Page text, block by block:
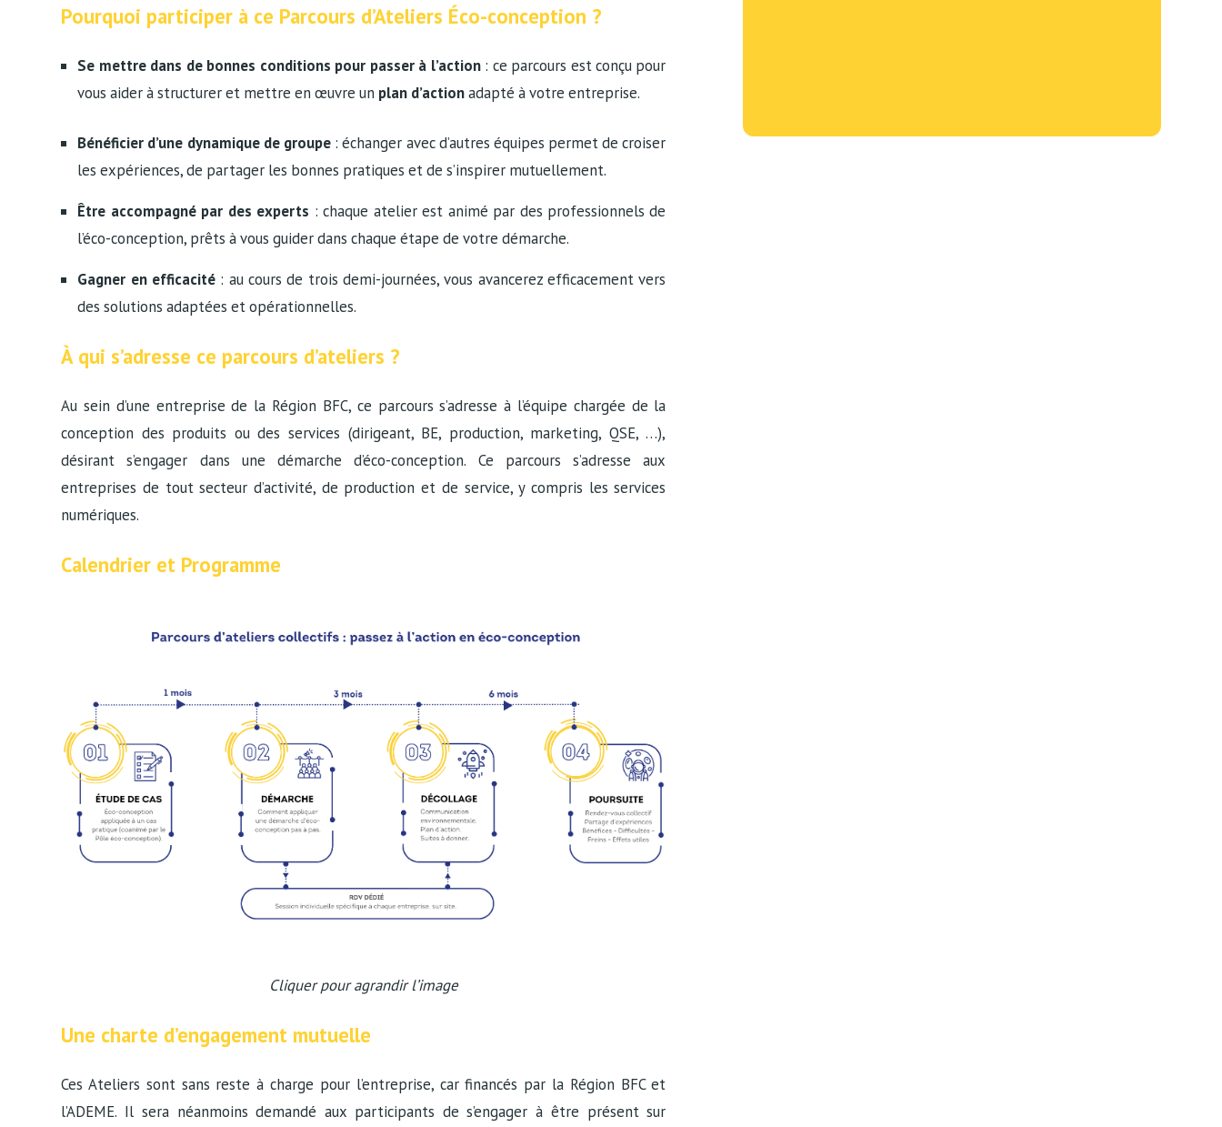
Pourquoi participer à ce Parcours d’Ateliers Éco-conception ?
Se mettre dans de bonnes conditions pour passer à l’action: ce parcours est conçu pour
vous aider à structurer et mettre en œuvre un plan d’actionadapté à votre entreprise.
Bénéficier d’une dynamique de groupe: échanger avec d’autres équipes permet de croiser
les expériences, de partager les bonnes pratiques et de s’inspirer mutuellement.
Être accompagné par des experts : chaque atelier est animé par des professionnels de
l’éco-conception, prêts à vous guider dans chaque étape de votre démarche.
Gagner en efficacité: au cours de trois demi-journées, vous avancerez efficacement vers
des solutions adaptées et opérationnelles.
À qui s’adresse ce parcours d’ateliers ?
Au sein d’une entreprise de la Région BFC, ce parcours s’adresse à l’équipe chargée de la
conception des produits ou des services (dirigeant, BE, production, marketing, QSE, …),
désirant s’engager dans une démarche d’éco-conception. Ce parcours s’adresse aux
entreprises de tout secteur d’activité, de production et de service, y compris les services
numériques.
Calendrier et Programme
Cliquer pour agrandir l’image
Une charte d’engagement mutuelle
Ces Ateliers sont sans reste à charge pour l’entreprise, car financés par la Région BFC et
l’ADEME. Il sera néanmoins demandé aux participants de s’engager à être présent sur